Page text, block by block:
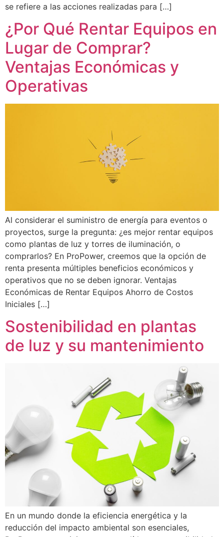
se refiere a las acciones realizadas para […]
¿Por Qué Rentar Equipos en
Lugar de Comprar?
Ventajas Económicas y
Operativas
Al considerar el suministro de energía para eventos o
proyectos, surge la pregunta: ¿es mejor rentar equipos
como plantas de luz y torres de iluminación, o
comprarlos? En ProPower, creemos que la opción de
renta presenta múltiples beneficios económicos y
operativos que no se deben ignorar. Ventajas
Económicas de Rentar Equipos Ahorro de Costos
Iniciales […]
Sostenibilidad en plantas
de luz y su mantenimiento
En un mundo donde la eficiencia energética y la
reducción del impacto ambiental son esenciales,